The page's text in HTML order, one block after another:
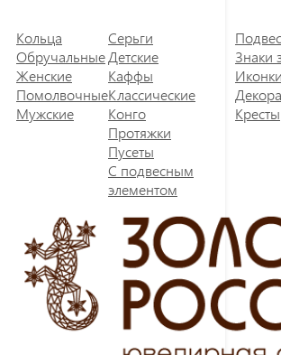
Кольца
Обручальные
Женские
Помолвочные
Мужские
Серьги
Детские
Каффы
Классические
Конго
Протяжки
Пусеты
С подвесным
элементом
Знаки
Иконки
Кресты